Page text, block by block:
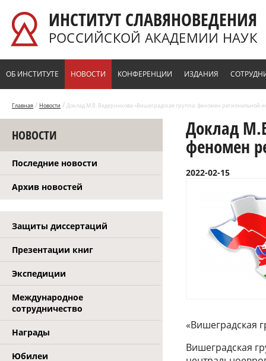
ИНСТИТУТ СЛАВЯНОВЕДЕНИЯ
РОССИЙСКОЙ АКАДЕМИИ НАУК
ОБ ИНСТИТУТЕ НОВОСТИ КОНФЕРЕНЦИИ ИЗДАНИЯ
Главная / Новости / Доклад М.В. Ведерникова «Вишеградская группа: феномен региональной
НОВОСТИ
Последние новости
Архив новостей
Защиты диссертаций
Презентации книг
Экспедиции
Международное
сотрудничество
Награды
Юбилеи
Доклад
феномен
2022-02-15
«Вишеградская
Вишеградская